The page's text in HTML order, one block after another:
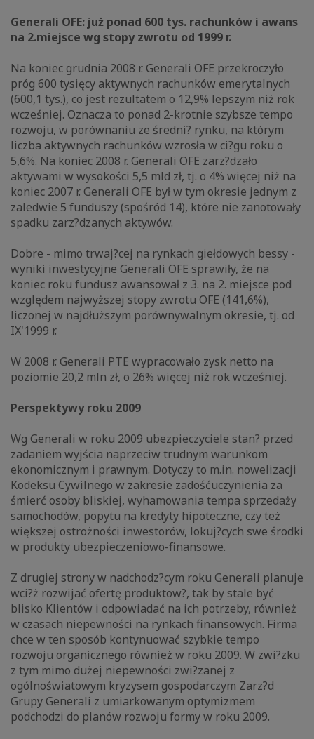
Generali OFE: już ponad 600 tys. rachunków i awans
na 2.miejsce wg stopy zwrotu od 1999 r.
Na koniec grudnia 2008 r. Generali OFE przekroczyło
próg 600 tysięcy aktywnych rachunków emerytalnych
(600,1 tys.), co jest rezultatem o 12,9% lepszym niż rok
wcześniej. Oznacza to ponad 2-krotnie szybsze tempo
rozwoju, w porównaniu ze średni? rynku, na którym
liczba aktywnych rachunków wzrosła w ci?gu roku o
5,6%. Na koniec 2008 r. Generali OFE zarz?dzało
aktywami w wysokości 5,5 mld zł, tj. o 4% więcej niż na
koniec 2007 r. Generali OFE był w tym okresie jednym z
zaledwie 5 funduszy (spośród 14), które nie zanotowały
spadku zarz?dzanych aktywów.
Dobre - mimo trwaj?cej na rynkach giełdowych bessy -
wyniki inwestycyjne Generali OFE sprawiły, że na
koniec roku fundusz awansował z 3. na 2. miejsce pod
względem najwyższej stopy zwrotu OFE (141,6%),
liczonej w najdłuższym porównywalnym okresie, tj. od
IX'1999 r.
W 2008 r. Generali PTE wypracowało zysk netto na
poziomie 20,2 mln zł, o 26% więcej niż rok wcześniej.
Perspektywy roku 2009
Wg Generali w roku 2009 ubezpieczyciele stan? przed
zadaniem wyjścia naprzeciw trudnym warunkom
ekonomicznym i prawnym. Dotyczy to m.in. nowelizacji
Kodeksu Cywilnego w zakresie zadośćuczynienia za
śmierć osoby bliskiej, wyhamowania tempa sprzedaży
samochodów, popytu na kredyty hipoteczne, czy też
większej ostrożności inwestorów, lokuj?cych swe środki
w produkty ubezpieczeniowo-finansowe.
Z drugiej strony w nadchodz?cym roku Generali planuje
wci?ż rozwijać ofertę produktow?, tak by stale być
blisko Klientów i odpowiadać na ich potrzeby, również
w czasach niepewności na rynkach finansowych. Firma
chce w ten sposób kontynuować szybkie tempo
rozwoju organicznego również w roku 2009. W zwi?zku
z tym mimo dużej niepewności zwi?zanej z
ogólnoświatowym kryzysem gospodarczym Zarz?d
Grupy Generali z umiarkowanym optymizmem
podchodzi do planów rozwoju formy w roku 2009.